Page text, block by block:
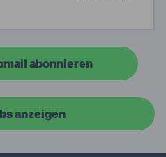
abonnieren
anzeigen